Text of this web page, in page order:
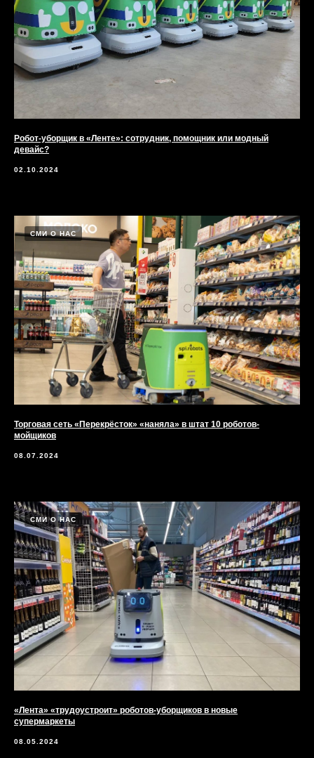
Робот-уборщик в «Ленте»: сотрудник, помощник или модный
девайс?
02.10.2024
СМИ О НАС
Торговая сеть «Перекрёсток» «наняла» в штат 10 роботов-
мойщиков
08.07.2024
СМИ О НАС
«Лента» «трудоустроит» роботов-уборщиков в новые
супермаркеты
08.05.2024